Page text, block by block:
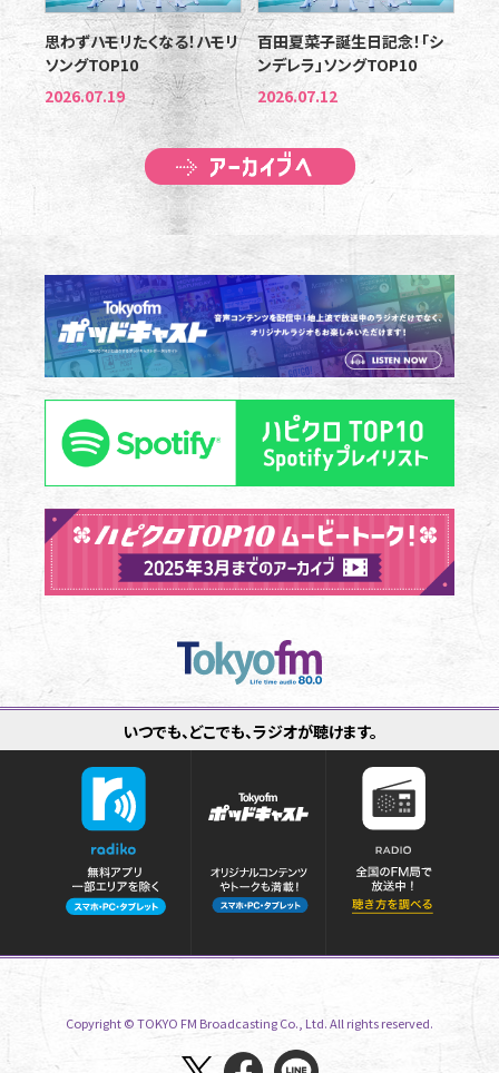
思わずハモリたくなる！ハモリ
ソングTOP10
2026.07.19
百田夏菜子誕生日記念！「シ
ンデレラ」ソングTOP10
2026.07.12
アーカイブへ
いつでも、どこでも、ラジオが聴けます。
Copyright © TOKYO FM Broadcasting Co., Ltd. All rights reserved.